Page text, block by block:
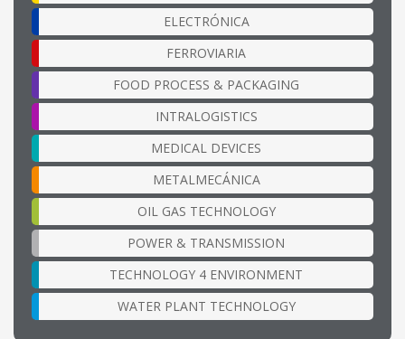
ELECTRÓNICA
FERROVIARIA
FOOD PROCESS & PACKAGING
INTRALOGISTICS
MEDICAL DEVICES
METALMECÁNICA
OIL GAS TECHNOLOGY
POWER & TRANSMISSION
TECHNOLOGY 4 ENVIRONMENT
WATER PLANT TECHNOLOGY